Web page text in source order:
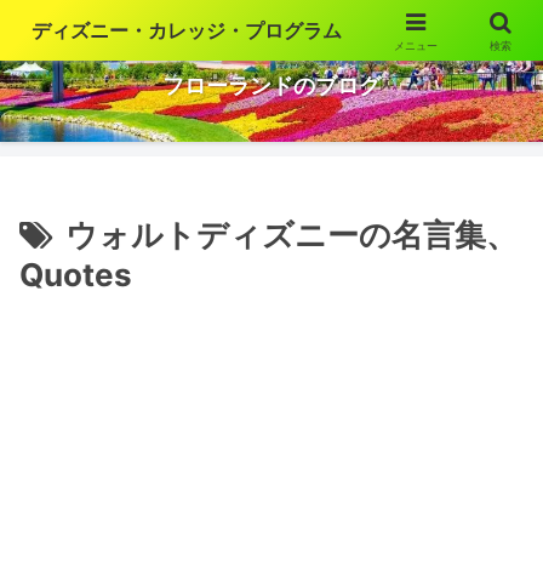
ウォルト・ディズニー・ワールドの魅力を語ります
フローランドのブログ
ウォルトディズニーの名言集、
Quotes
ディズニー・カレッジ・プログラム
メニュー 検索